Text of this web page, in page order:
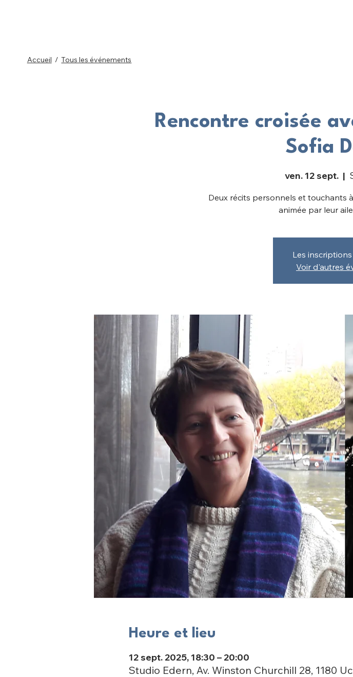
Accueil / Tous les événements
Rencontre croisée
Sofia
ven. 12 sept.
  |
Deux récits personnels et touchants
animée par leur
Les
Voir d'autres
Heure et lieu
12 sept. 2025, 18:30 – 20:00
Studio Edern, Av. Winston Churchill 28, 1180